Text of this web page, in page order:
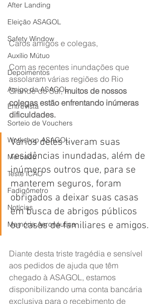
After Landing
Eleição ASAGOL
Safety Window
Auxílio Mútuo
Depoimentos
Amigo da ASAGOL
Entrevista
Sorteio de Vouchers
Workshop ASAGOL
Mercado
Teste ICAO
Fadigômetro
Notícias
Memória Aeronáutica
Caros amigos e colegas,
Com as recentes inundações que
assolaram várias regiões do Rio
Grande do Sul, muitos de nossos
colegas estão enfrentando inúmeras
dificuldades.
Vários deles tiveram suas
residências inundadas, além de
inúmeros outros que, para se
manterem seguros, foram
obrigados a deixar suas casas
em busca de abrigos públicos
ou casas de familiares e amigos.
Diante desta triste tragédia e sensível
aos pedidos de ajuda que têm
chegado à ASAGOL, estamos
disponibilizando uma conta bancária
exclusiva para o recebimento de